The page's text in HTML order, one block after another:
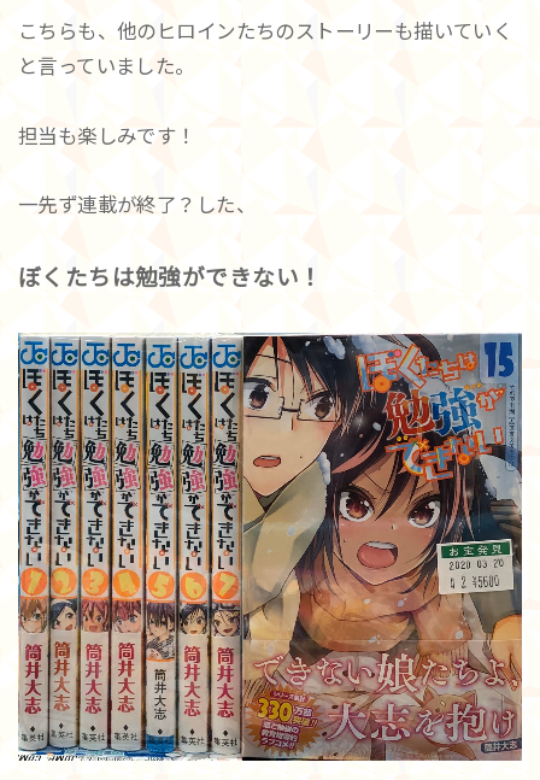
こちらも、他のヒロインたちのストーリーも描いていく
と言っていました。
担当も楽しみです！
一先ず連載が終了？した、
ぼくたちは勉強ができない！